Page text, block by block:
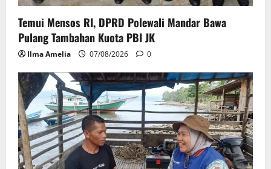
Temui Mensos RI, DPRD Polewali Mandar Bawa
Pulang Tambahan Kuota PBI JK
Ilma Amelia 07/08/2026 0